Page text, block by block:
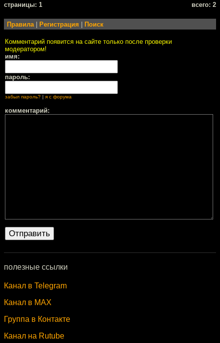
cтраницы: 1 всего: 2
Правила Регистрация Поиск
Комментарий появится на сайте только после проверки
модератором!
имя:
пароль:
забыл пароль? | я с форума
комментарий:
полезные ссылки
Канал в Telegram
Канал в MAX
Группа в Контакте
Канал на Rutube